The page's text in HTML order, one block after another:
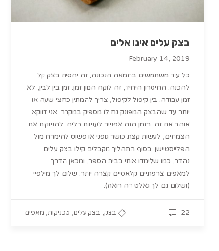
בצק עלים אינו אלים
February 14, 2019
כל עוד משתמשים בחמאה הנכונה, זה יחסית בצק קל
להכנה. החיסרון היחיד, זה לוקח המון זמן. זמן בין לבין, לא
זמן עבודה. בין קיפול לקיפול, צריך להמתין כחצי שעה או
יותר עד שהבצק המפונק נח לו מספיק במקרר. אני דווקא
אוהב את זה. בזמן הזה אפשר לעשות כלים, להשקות את
הצמחים, לעשות קצת כושר גופני או פשוט להימרח מול
הפלייסטיישן. בסוף התהליך מקבלים קילו בצק עלים
נהדר, כמו שלימדו אותי בבית הספר, ומכאן הדרך
למאפים צרפתיים קלאסיים קצרה יותר. שלום לך מילפיי
(ושלום גם לך גאלט דה רואה).
בצק, בצק עלים, טכניקות, מאפים 22